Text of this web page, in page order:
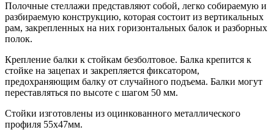
Полочные стеллажи представляют собой, легко собираемую и
разбираемую конструкцию, которая состоит из вертикальных
рам, закрепленных на них горизонтальных балок и разборных
полок.
Крепление балки к стойкам безболтовое. Балка крепится к
стойке на зацепах и закрепляется фиксатором,
предохраняющим балку от случайного подъема. Балки могут
переставляться по высоте с шагом 50 мм.
Стойки изготовлены из оцинкованного металлического
профиля 55х47мм.